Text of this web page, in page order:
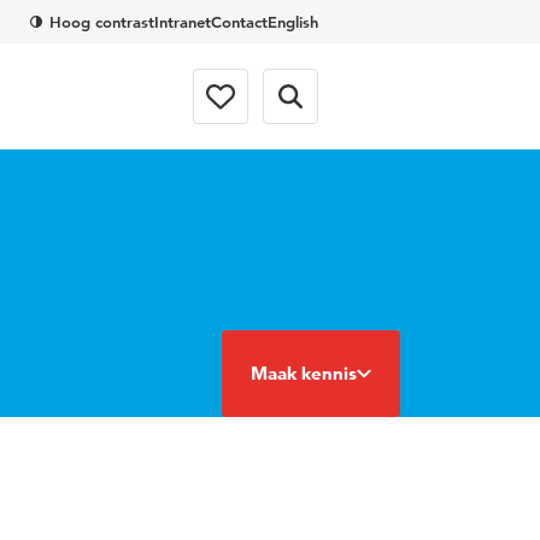
Hoog contrastIntranetContactEnglish
Maak kennis